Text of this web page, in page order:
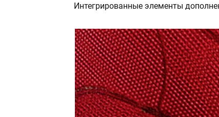
Интегрированные элементы